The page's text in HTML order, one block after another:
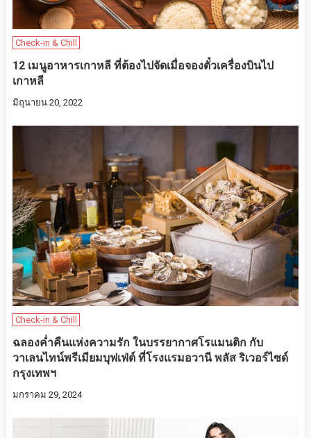
Check-in & Chill
12 เมนูอาหารเกาหลี ที่ต้องไปจัดเมื่อจองตั๋วเครื่องบินไป
เกาหลี
มิถุนายน 20, 2022
Check-in & Chill
ฉลองค่ำคืนแห่งความรัก ในบรรยากาศโรแมนติก กับ
วาเลนไทน์พรีเมียมบุฟเฟ่ต์ ที่โรงแรมอวานี พลัส ริเวอร์ไซด์
กรุงเทพฯ
มกราคม 29, 2024